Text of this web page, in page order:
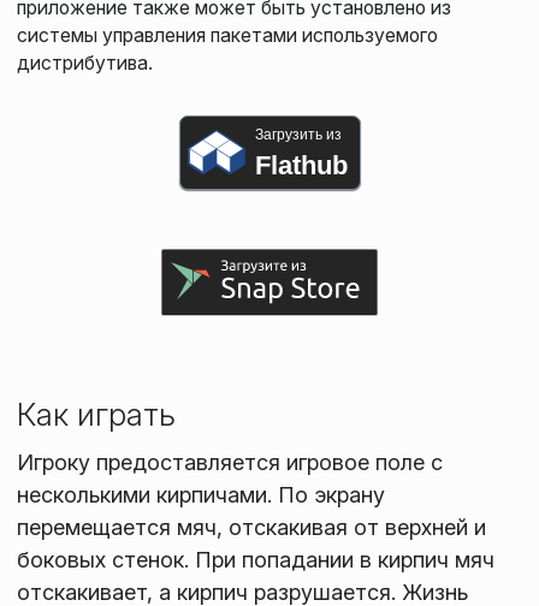
приложение также может быть установлено из
системы управления пакетами используемого
дистрибутива.
Загрузить из
Flathub
Как играть
Игроку предоставляется игровое поле с
несколькими кирпичами. По экрану
перемещается мяч, отскакивая от верхней и
боковых стенок. При попадании в кирпич мяч
отскакивает, а кирпич разрушается. Жизнь